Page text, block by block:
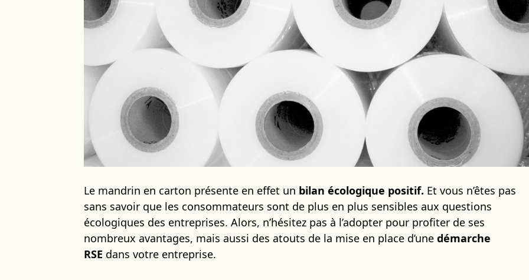
Le mandrin en carton présente en effet un bilan écologique positif. Et vous n’êtes pas
sans savoir que les consommateurs sont de plus en plus sensibles aux questions
écologiques des entreprises. Alors, n’hésitez pas à l’adopter pour profiter de ses
nombreux avantages, mais aussi des atouts de la mise en place d’une démarche
RSE dans votre entreprise.